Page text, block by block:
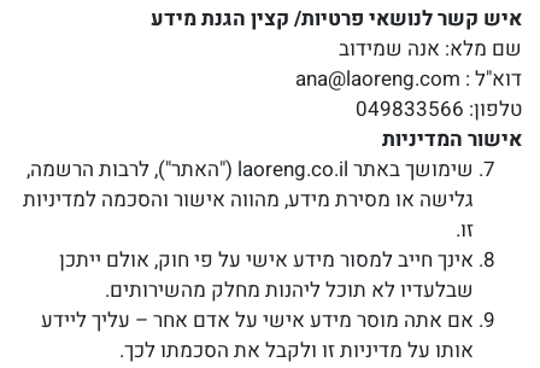
איש קשר לנושאי פרטיות/ קצין הגנת מידע
שם מלא: אנה שמידוב
דוא"ל : ana@laoreng.com
טלפון: 049833566
אישור המדיניות
שימושך באתר laoreng.co.il ("האתר"), לרבות הרשמה,
גלישה או מסירת מידע, מהווה אישור והסכמה למדיניות
זו.
אינך חייב למסור מידע אישי על פי חוק, אולם ייתכן
שבלעדיו לא תוכל ליהנות מחלק מהשירותים.
אם אתה מוסר מידע אישי על אדם אחר – עליך ליידע
אותו על מדיניות זו ולקבל את הסכמתו לכך.